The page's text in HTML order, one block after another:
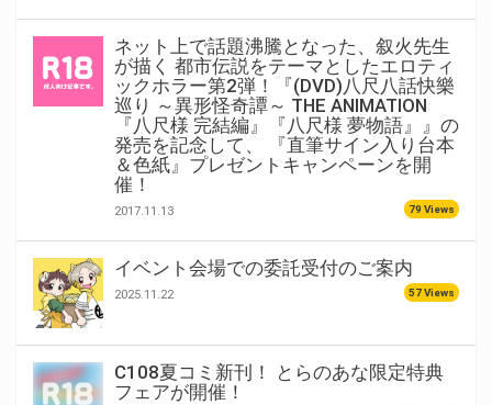
ネット上で話題沸騰となった、叙火先生
が描く 都市伝説をテーマとしたエロティ
ックホラー第2弾！『(DVD)八尺八話快樂
巡り ～異形怪奇譚～ THE ANIMATION
『八尺様 完結編』『八尺様 夢物語』』の
発売を記念して、 『直筆サイン入り台本
＆色紙』プレゼントキャンペーンを開
催！
2017.11.13 79 Views
イベント会場での委託受付のご案内
2025.11.22 57 Views
C108夏コミ新刊！ とらのあな限定特典
フェアが開催！